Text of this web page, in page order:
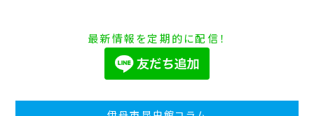
最新情報を定期的に配信！